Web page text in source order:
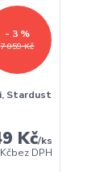
7 059 Kč
- 3 %
Stardust
Kč/ks
bez DPH